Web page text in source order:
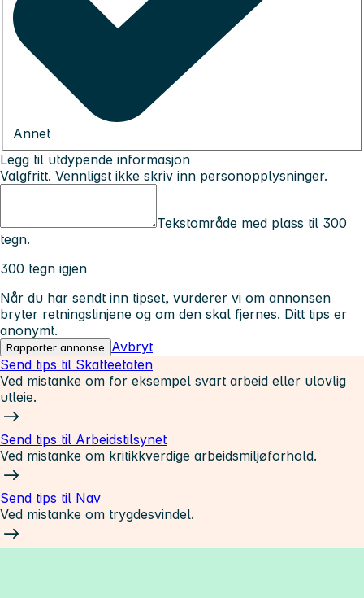
Annet
Legg til utdypende informasjon
Valgfritt. Vennligst ikke skriv inn personopplysninger.
Tekstområde med plass til 300
tegn.
300 tegn igjen
Når du har sendt inn tipset, vurderer vi om annonsen
bryter retningslinjene og om den skal fjernes. Ditt tips er
anonymt.
Rapporter annonse
Avbryt
Send tips til Skatteetaten
Ved mistanke om for eksempel svart arbeid eller ulovlig
utleie.
Send tips til Arbeidstilsynet
Ved mistanke om kritikkverdige arbeidsmiljøforhold.
Send tips til Nav
Ved mistanke om trygdesvindel.